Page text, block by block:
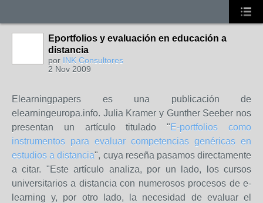
Eportfolios y evaluación en educación a
distancia
por INK Consultores
2 Nov 2009
Elearningpapers es una publicación de
elearningeuropa.info. Julia Kramer y Gunther Seeber nos
presentan un artículo titulado "E-portfolios como
instrumentos para evaluar competencias genéricas en
estudios a distancia", cuya reseña pasamos directamente
a citar. "Este artículo analiza, por un lado, los cursos
universitarios a distancia con numerosos procesos de e-
learning y, por otro lado, la necesidad de evaluar el